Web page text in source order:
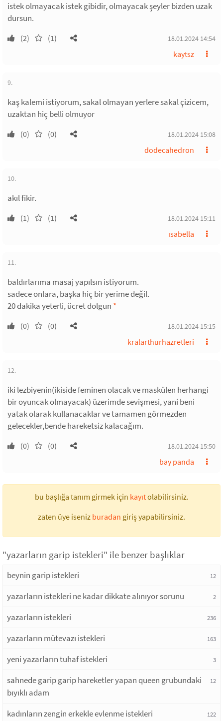
istek olmayacak istek gibidir, olmayacak şeyler bizden uzak
dursun.
(2) (1) 18.01.2024 14:54
kaytsz
9.
kaş kalemi istiyorum, sakal olmayan yerlere sakal çizicem,
uzaktan hiç belli olmuyor
(0) (0) 18.01.2024 15:08
dodecahedron
10.
akıl fikir.
(1) (1) 18.01.2024 15:11
ısabella
11.
baldırlarıma masaj yapılsın istiyorum.
sadece onlara, başka hiç bir yerime değil.
20 dakika yeterli, ücret dolgun *
(0) (0) 18.01.2024 15:15
kralarthurhazretleri
12.
iki lezbiyenin(ikiside feminen olacak ve maskülen herhangi
bir oyuncak olmayacak) üzerimde sevişmesi, yani beni
yatak olarak kullanacaklar ve tamamen görmezden
gelecekler,bende hareketsiz kalacağım.
(0) (0) 18.01.2024 15:50
bay panda
bu başlığa tanım girmek için kayıtolabilirsiniz.
zaten üye iseniz buradan giriş yapabilirsiniz.
"yazarların garip istekleri" ile benzer başlıklar
beynin garip istekleri 12
yazarların istekleri ne kadar dikkate alınıyor sorunu 2
yazarların istekleri 236
yazarların mütevazı istekleri 163
yeni yazarların tuhaf istekleri 3
sahnede garip garip hareketler yapan queen grubundaki
bıyıklı adam
12
kadınların zengin erkekle evlenme istekleri 122